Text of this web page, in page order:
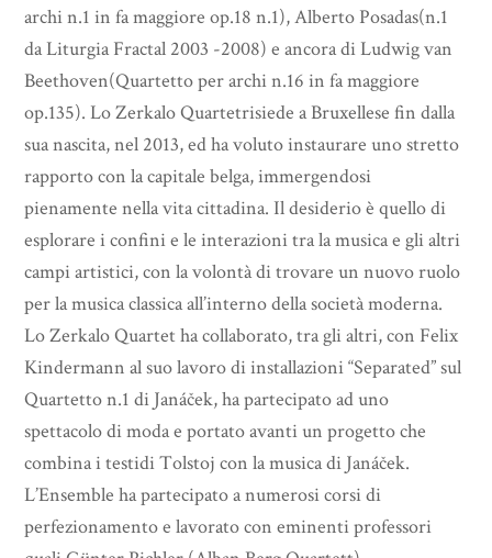
archi n.1 in fa maggiore op.18 n.1), Alberto Posadas(n.1
da Liturgia Fractal 2003 -2008) e ancora di Ludwig van
Beethoven(Quartetto per archi n.16 in fa maggiore
op.135). Lo Zerkalo Quartetrisiede a Bruxellese fin dalla
sua nascita, nel 2013, ed ha voluto instaurare uno stretto
rapporto con la capitale belga, immergendosi
pienamente nella vita cittadina. Il desiderio è quello di
esplorare i confini e le interazioni tra la musica e gli altri
campi artistici, con la volontà di trovare un nuovo ruolo
per la musica classica all’interno della società moderna.
Lo Zerkalo Quartet ha collaborato, tra gli altri, con Felix
Kindermann al suo lavoro di installazioni “Separated” sul
Quartetto n.1 di Janáček, ha partecipato ad uno
spettacolo di moda e portato avanti un progetto che
combina i testidi Tolstoj con la musica di Janáček.
L’Ensemble ha partecipato a numerosi corsi di
perfezionamento e lavorato con eminenti professori